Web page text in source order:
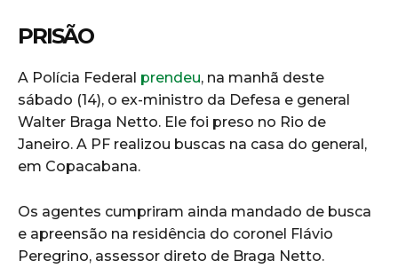
PRISÃO
A Polícia Federal prendeu, na manhã deste
sábado (14), o ex-ministro da Defesa e general
Walter Braga Netto. Ele foi preso no Rio de
Janeiro. A PF realizou buscas na casa do general,
em Copacabana.
Os agentes cumpriram ainda mandado de busca
e apreensão na residência do coronel Flávio
Peregrino, assessor direto de Braga Netto.